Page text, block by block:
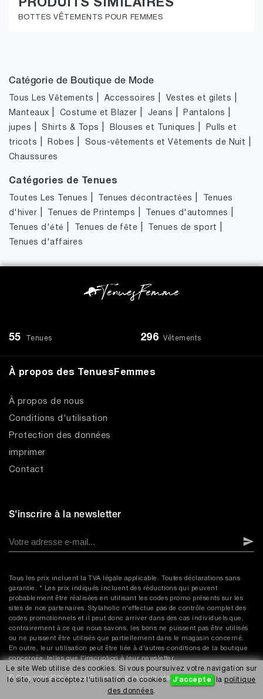
PRODUITS SIMILAIRES
BOTTES VÊTEMENTS POUR FEMMES
Catégorie de Boutique de Mode
Tous Les Vêtements Accessoires Vestes et gilets
Manteaux Costume et Blazer Jeans Pantalons
jupes |Shirts & Tops Blouses et Tuniques
Pulls et
tricots
Robes Sous-vêtements et Vêtements de Nuit
Chaussures
Catégories de Tenues
Toutes Les Tenues Tenues décontractées
Tenues
d'hiver
Tenues de Printemps Tenues d'automnes
Tenues d'été Tenues de fête Tenues de sport
Tenues d'affaires
55 Tenues 296 Vêtements
À propos des TenuesFemmes
À propos de nous
Conditions d'utilisation
Protection des données
imprimer
Contact
S'inscrire à la newsletter
Tous les prix incluent la TVA légale applicable. Toutes déclarations sans
garantie. * Les prix indiqués incluent des réductions qui peuvent
probablement être réalisées en utilisant les codes promo présents sur les
sites de nos partenaires. Stylaholic n'effectue pas de contrôle complet des
codes promotionnels et il peut donc arriver dans des cas individuels que,
contrairement à ce que nous savons, les bons ne puissent pas être utilisés
ou ne puissent être utilisés que partiellement dans le magasin concerné.
En outre, leur utilisation peut être liée à d'autres conditions de la boutique
concernée, telles que l'inscription à leur newsletter.
© Copyright 2026 TenuesFemme.fr, tous droits réservés.
Le site Web utilise des cookies. Si vous poursuivez votre navigation sur
le site, vous acceptez l'utilisation de cookies. J'accepte la politique
des données